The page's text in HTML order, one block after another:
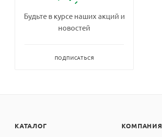
Будьте в курсе наших акций и
новостей
ПОДПИСАТЬСЯ
КАТАЛОГ КОМПАНИЯ